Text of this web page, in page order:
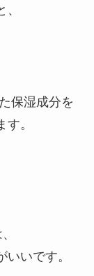
保湿成分を
。
いです。